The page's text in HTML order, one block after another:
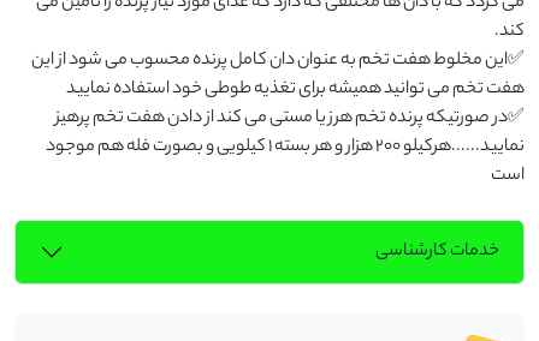
✅در صورتیکه پرنده تخم هرز یا مستی می کند از دادن هفت تخم پرهیز
است
خدمات کارشناسی